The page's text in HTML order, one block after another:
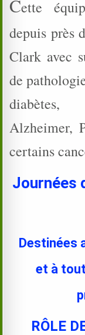
Cette
depuis près
Clark avec
de
diabètes,
Alzheimer,
certains
Journées
Destinées
et à
RÔLE